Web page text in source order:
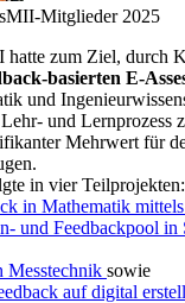
Mitglieder 2025
hatte zum Ziel, durch
basierten E-
und
und Lernprozess
Mehrwert für
in vier Teilprojekten:
in Mathematik
und Feedbackpool in
Messtechnik sowie
auf digital